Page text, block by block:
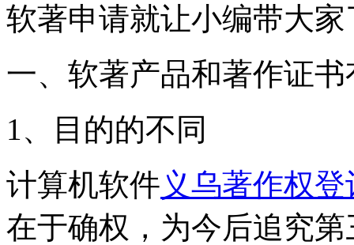
软著申请就让小编带大
一、软著产品和著作证
1、目的的不同
计算机软件义乌著作权登
在于确权，为今后追究